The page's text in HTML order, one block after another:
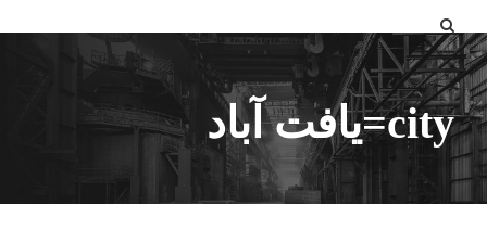
city=یافت آباد